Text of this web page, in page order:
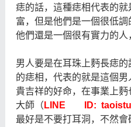
痣的話，這種痣相代表的
富，但是他們是一個很低
他們還是一個很有實力的人
男人要是在耳珠上麪長痣
的痣相，代表的就是這個
貴吉祥的好命，在事業上
大師（ LINE ID:
最好是不要打耳洞，不然會